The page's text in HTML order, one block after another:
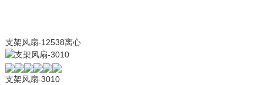
支架风扇-12538离心
支架风扇-3010